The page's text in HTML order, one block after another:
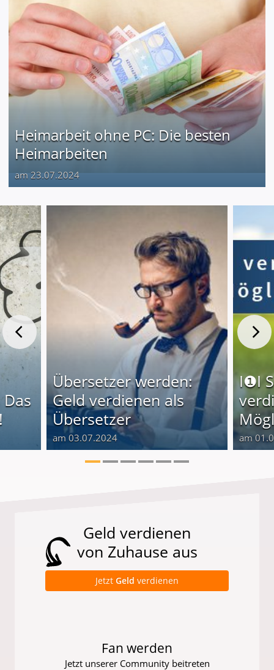
Heimarbeit ohne PC: Die besten
Heimarbeiten
am 23.07.2024
Übersetzer werden:
Geld verdienen als
Übersetzer
am 03.07.2024
I❶I
am
Geld verdienen
von Zuhause aus
Jetzt Geld verdienen
Fan werden
Jetzt unserer Community beitreten